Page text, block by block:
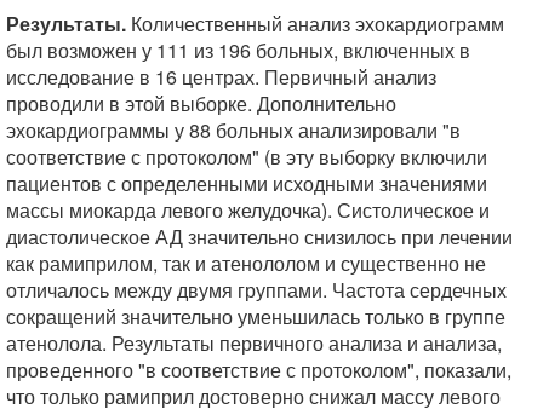
Результаты. Количественный анализ эхокардиограмм
был возможен у 111 из 196 больных, включенных в
исследование в 16 центрах. Первичный анализ
проводили в этой выборке. Дополнительно
эхокардиограммы у 88 больных анализировали "в
соответствие с протоколом" (в эту выборку включили
пациентов с определенными исходными значениями
массы миокарда левого желудочка). Систолическое и
диастолическое АД значительно снизилось при лечении
как рамиприлом, так и атенололом и существенно не
отличалось между двумя группами. Частота сердечных
сокращений значительно уменьшилась только в группе
атенолола. Результаты первичного анализа и анализа,
проведенного "в соответствие с протоколом", показали,
что только рамиприл достоверно снижал массу левого